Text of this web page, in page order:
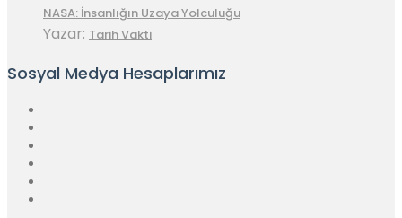
NASA: İnsanlığın Uzaya Yolculuğu
Yazar: Tarih Vakti
Sosyal Medya Hesaplarımız